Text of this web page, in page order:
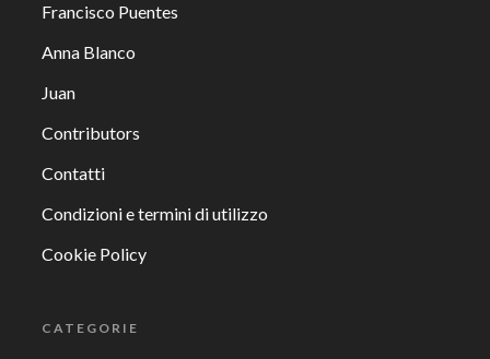
Francisco Puentes
Anna Blanco
Juan
Contributors
Contatti
Condizioni e termini di utilizzo
Cookie Policy
CATEGORIE